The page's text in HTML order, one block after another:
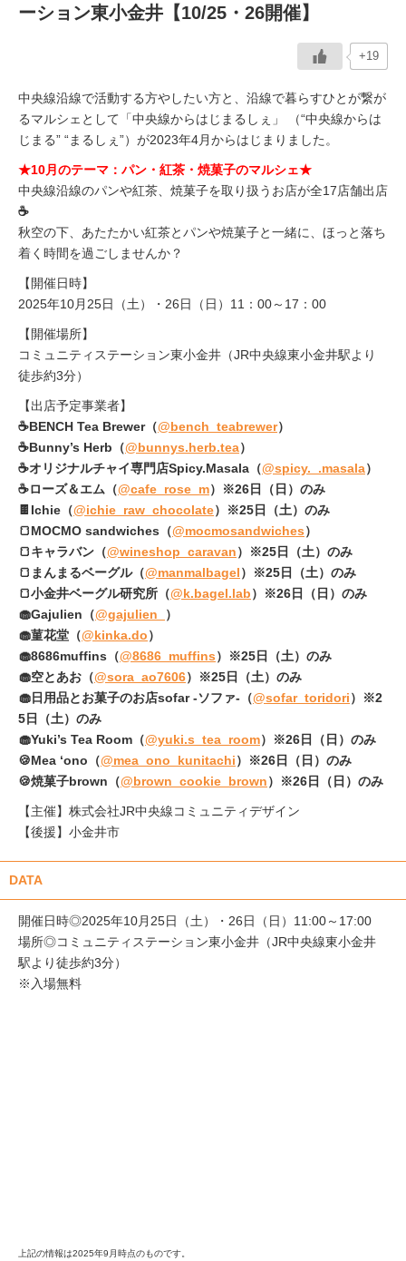
ーション東小金井【10/25・26開催】
+19
中央線沿線で活動する方やしたい方と、沿線で暮らすひとが繋が
るマルシェとして「中央線からはじまるしぇ」 （“中央線からは
じまる” “まるしぇ”）が2023年4月からはじまりました。
★10月のテーマ：パン・紅茶・焼菓子のマルシェ★
中央線沿線のパンや紅茶、焼菓子を取り扱うお店が全17店舗出店
☕
秋空の下、あたたかい紅茶とパンや焼菓子と一緒に、ほっと落ち
着く時間を過ごしませんか？
【開催日時】
2025年10月25日（土）・26日（日）11：00～17：00
【開催場所】
コミュニティステーション東小金井（JR中央線東小金井駅より
徒歩約3分）
【出店予定事業者】
☕BENCH Tea Brewer（@bench_teabrewer）
☕Bunny’s Herb（@bunnys.herb.tea）
☕オリジナルチャイ専門店Spicy.Masala（@spicy._.masala）
☕ローズ＆エム（@cafe_rose_m）※26日（日）のみ
🍫Ichie（@ichie_raw_chocolate）※25日（土）のみ
🍞MOCMO sandwiches（@mocmosandwiches）
🍞キャラバン（@wineshop_caravan）※25日（土）のみ
🍞まんまるベーグル（@manmalbagel）※25日（土）のみ
🍞小金井ベーグル研究所（@k.bagel.lab）※26日（日）のみ
🧁Gajulien（@gajulien_
）
🧁菫花堂（@kinka.do）
🧁8686muffins（@8686_muffins）※25日（土）のみ
🧁空とあお（@sora_ao7606）※25日（土）のみ
🧁日用品とお菓子のお店sofar -ソファ-（@sofar_toridori）※2
5日（土）のみ
🧁Yuki’s Tea Room（@yuki.s_tea_room）※26日（日）のみ
🍪Mea ‘ono（@mea_ono_kunitachi）※26日（日）のみ
🍪焼菓子brown（@brown_cookie_brown）※26日（日）のみ
【主催】株式会社JR中央線コミュニティデザイン
【後援】小金井市
DATA
開催日時◎2025年10月25日（土）・26日（日）11:00～17:00
場所◎コミュニティステーション東小金井（JR中央線東小金井
駅より徒歩約3分）
※入場無料
上記の情報は2025年9月時点のものです。